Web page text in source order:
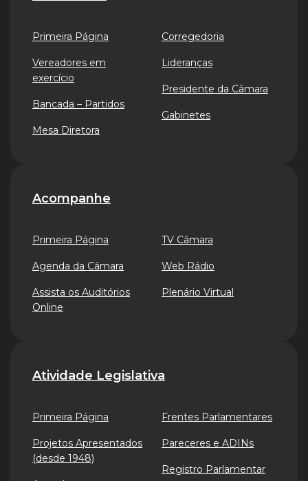
Primeira Página
Vereadores em
exercício
Bancada – Partidos
Mesa Diretora
Corregedoria
Lideranças
Presidente da Câmara
Gabinetes
Acompanhe
Primeira Página
Agenda da Câmara
Assista os Auditórios
Online
TV Câmara
Web Rádio
Plenário Virtual
Atividade Legislativa
Primeira Página
Projetos Apresentados
(desde 1948)
Frentes Parlamentares
Pareceres e ADINs
Registro Parlamentar